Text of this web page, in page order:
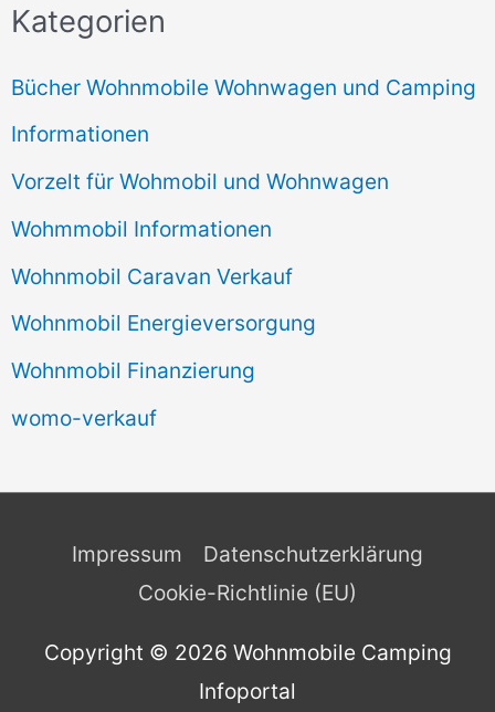
Kategorien
Bücher Wohnmobile Wohnwagen und Camping
Informationen
Vorzelt für Wohmobil und Wohnwagen
Wohmmobil Informationen
Wohnmobil Caravan Verkauf
Wohnmobil Energieversorgung
Wohnmobil Finanzierung
womo-verkauf
Impressum
Datenschutzerklärung
Cookie-Richtlinie (EU)
Copyright © 2026 Wohnmobile Camping
Infoportal